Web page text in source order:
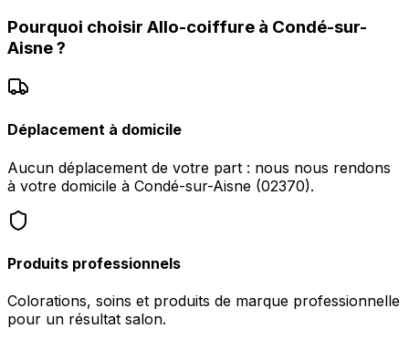
Pourquoi choisir Allo-coiffure à Condé-sur-
Aisne?
Déplacement à domicile
Aucun déplacement de votre part : nous nous rendons
à votre domicile à Condé-sur-Aisne (02370).
Produits professionnels
Colorations, soins et produits de marque professionnelle
pour un résultat salon.